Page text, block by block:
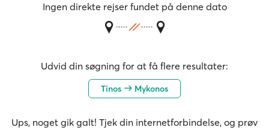
Ingen direkte rejser fundet på denne dato
Udvid din søgning for at få flere resultater:
Tinos Mykonos
Ups, noget gik galt! Tjek din internetforbindelse, og prøv